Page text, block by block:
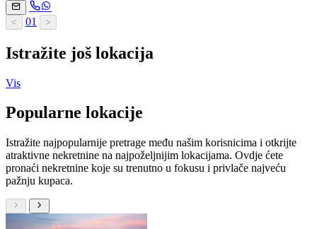
< 01 >
Istražite još lokacija
Vis
Popularne lokacije
Istražite najpopularnije pretrage među našim korisnicima i otkrijte
atraktivne nekretnine na najpoželjnijim lokacijama. Ovdje ćete
pronaći nekretnine koje su trenutno u fokusu i privlače najveću
pažnju kupaca.